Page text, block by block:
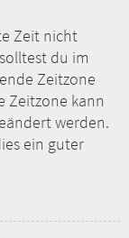
Zeit nicht
du im
Zeitzone
Zeitzone kann
werden.
ein guter